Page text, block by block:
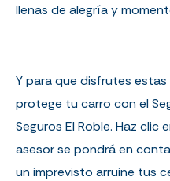
llenas de alegría y
Y para que disfrutes
protege tu carro con el
Seguros El Roble. Haz clic
asesor se pondrá en
un imprevisto arruine tus